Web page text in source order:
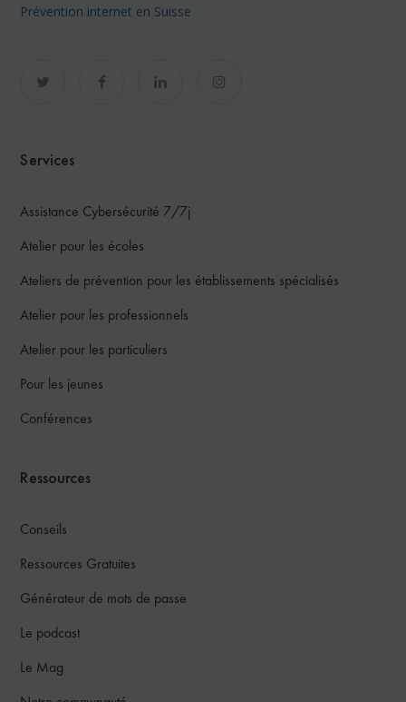
Prévention internet en Suisse
Services
Assistance Cybersécurité 7/7j
Atelier pour les écoles
Ateliers de prévention pour les établissements spécialisés
Atelier pour les professionnels
Atelier pour les particuliers
Pour les jeunes
Conférences
Ressources
Conseils
Ressources Gratuites
Générateur de mots de passe
Le podcast
Le Mag